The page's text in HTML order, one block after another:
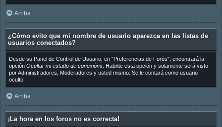
Arriba
¿Cómo evito que mi nombre de usuario aparezca en las listas de
usuarios conectados?
Desde su Panel de Control de Usuario, en "Preferencias de Foros", encontrará la
opción Ocultar mi estado de conexións. Habilite esta opción y solamente será visto
por Administradores, Moderadores y usted mismo. Se le contará como usuario
oculto.
Arriba
¡La hora en los foros no es correcta!